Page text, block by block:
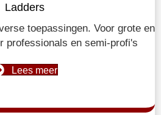
Ladders
toepassingen. Voor grote en
professionals en semi-profi's
Lees meer